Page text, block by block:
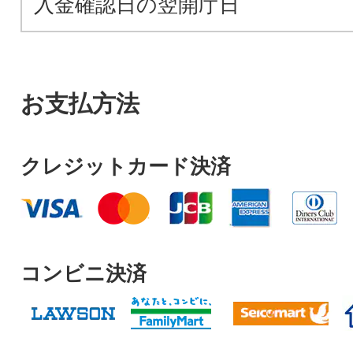
入金確認日の翌開庁日
お支払方法
クレジットカード決済
コンビニ決済